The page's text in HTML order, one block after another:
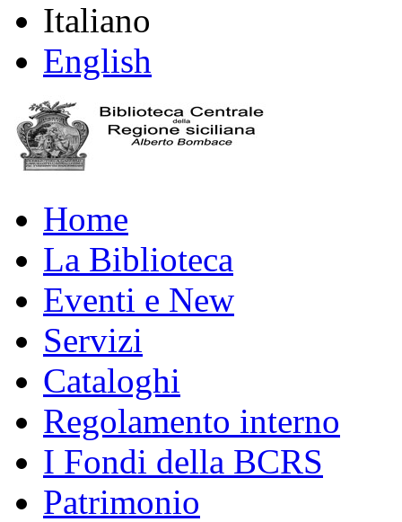
Italiano
English
Home
La Biblioteca
Eventi e New
Servizi
Cataloghi
Regolamento interno
I Fondi della BCRS
Patrimonio